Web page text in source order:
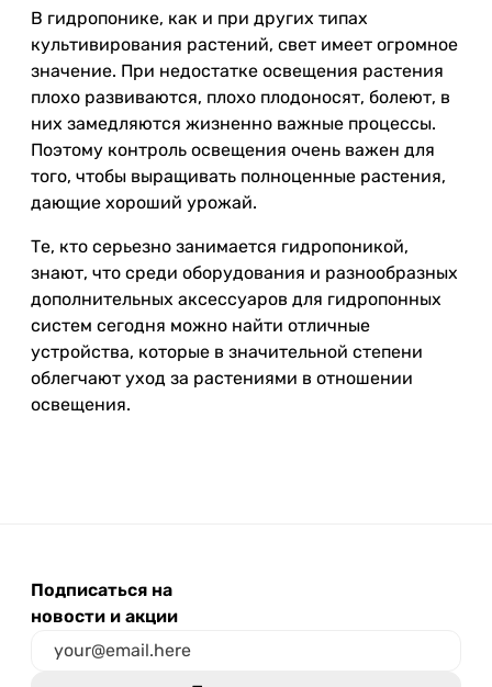
В гидропонике, как и при других типах
культивирования растений, свет имеет огромное
значение. При недостатке освещения растения
плохо развиваются, плохо плодоносят, болеют, в
них замедляются жизненно важные процессы.
Поэтому контроль освещения очень важен для
того, чтобы выращивать полноценные растения,
дающие хороший урожай.
Те, кто серьезно занимается гидропоникой,
знают, что среди оборудования и разнообразных
дополнительных аксессуаров для гидропонных
систем сегодня можно найти отличные
устройства, которые в значительной степени
облегчают уход за растениями в отношении
освещения.
Подписаться на
новости и акции